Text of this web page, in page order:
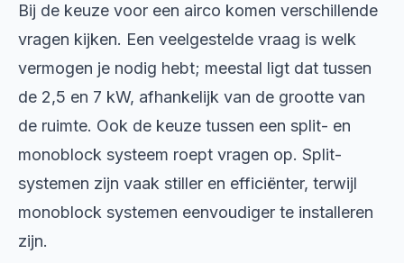
Bij de keuze voor een airco komen verschillende
vragen kijken. Een veelgestelde vraag is welk
vermogen je nodig hebt; meestal ligt dat tussen
de 2,5 en 7 kW, afhankelijk van de grootte van
de ruimte. Ook de keuze tussen een split- en
monoblock systeem roept vragen op. Split-
systemen zijn vaak stiller en efficiënter, terwijl
monoblock systemen eenvoudiger te installeren
zijn.